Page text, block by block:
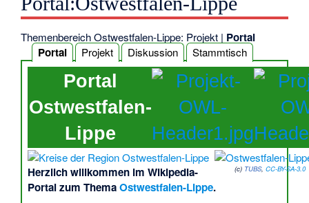
Themenbereich Ostwestfalen-Lippe: Projekt | Portal
Portal
Projekt Diskussion Stammtisch
Portal
Ostwestfalen-
Lippe
(c) TUBS, CC-BY-SA-3.0
Herzlich willkommen im Wikipedia-
Portalzum ThemaOstwestfalen-Lippe.